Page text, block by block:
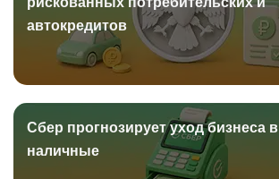
автокредитов
Сбер прогнозирует уход бизнеса в
наличные